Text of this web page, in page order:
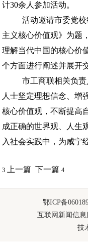
计30余人参加活动。
活动邀请市委党
主义核心价值观》为题
理解当代中国的核心价
个方面进行阐述并展开
市工商联相关负
人士坚定理想信念、增
核心价值观，不断提高
成正确的世界观、人生
入社会实践中，为咸宁
3 上一篇 下一篇4
鄂ICP备
互联网新闻信息
技